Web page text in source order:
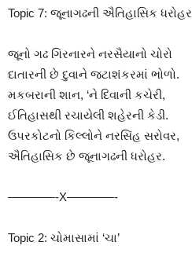
Topic 7: જૂનાગઢની ઐતિહાસિક ધરોહર
જૂનો ગઢ ગિરનારને નરસૈયાનો ચોરો
દાતારની છે દુવાને જટાશંકરમાં ભોળો.
મકબરાની શાન, ‘ને દિવાની કચેરી,
ઈતિહાસથી રચાયેલી શહેરની કેડી.
ઉપરકોટનો કિલ્લોને નરસિંહ સરોવર,
ઐતિહાસિક છે જૂનાગઢની ધરોહર.
————-X————-
Topic 2: ચોમાસામાં ‘ચા’